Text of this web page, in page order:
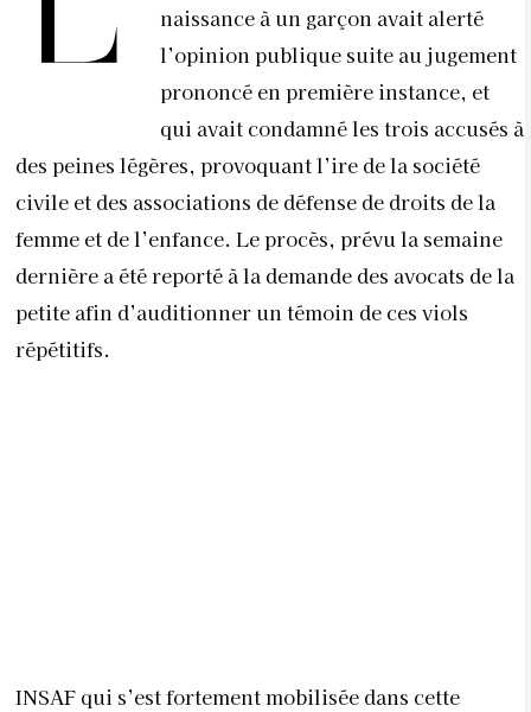
naissance à un garçon avait alerté
l’opinion publique suite au jugement
prononcé en première instance, et
qui avait condamné les trois accusés à
des peines légères, provoquant l’ire de la société
civile et des associations de défense de droits de la
femme et de l’enfance. Le procès, prévu la semaine
dernière a été reporté à la demande des avocats de la
petite afin d’auditionner un témoin de ces viols
répétitifs.
INSAF qui s’est fortement mobilisée dans cette